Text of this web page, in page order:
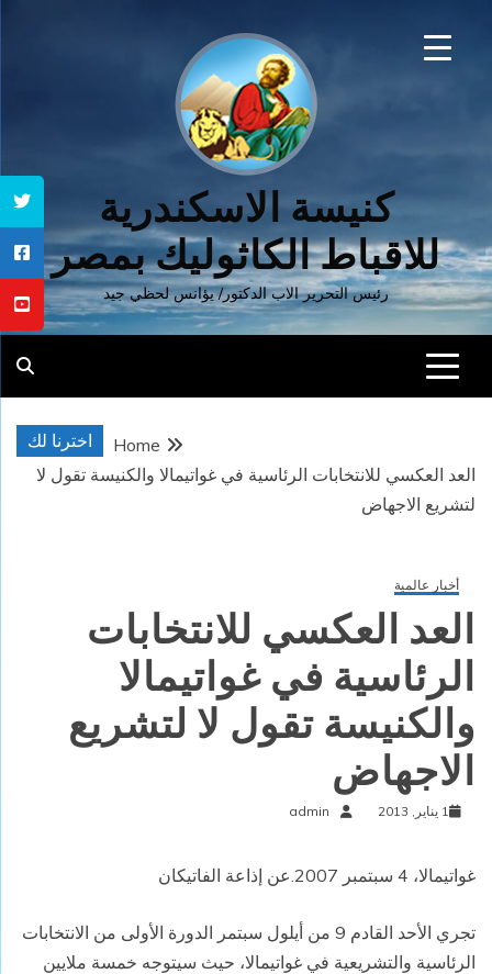
كنيسة الاسكندرية
للاقباط الكاثوليك بمصر
رئيس التحرير الاب الدكتور/ يؤانس لحظي جيد
اخترنا لك
Home
العد العكسي للانتخابات الرئاسية في غواتيمالا والكنيسة تقول لا
لتشريع الاجهاض
أخبار عالمية
العد العكسي للانتخابات
الرئاسية في غواتيمالا
والكنيسة تقول لا لتشريع
الاجهاض
1 يناير, 2013 admin
غواتيمالا، 4 سبتمبر 2007.عن إذاعة الفاتيكان
تجري الأحد القادم 9 من أيلول سبتمر الدورة الأولى من الانتخابات
الرئاسية والتشريعية في غواتيمالا، حيث سيتوجه خمسة ملايين